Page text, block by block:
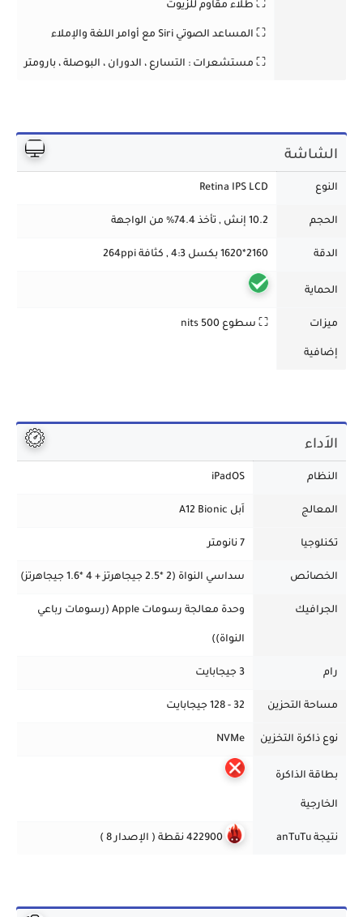
⛶ طلاء مقاوم للزيوت
⛶ المساعد الصوتي Siri مع أوامر اللغة والإملاء
⛶ مستشعرات : التسارع ، الدوران ، البوصلة ، بارومتر
الشاشة
النوع Retina IPS LCD
الحجم 10.2 إنش , تأخذ 74.4% من الواجهة
الدقة 2160*1620 بكسل 4:3 , كثافة 264ppi
الحماية
ميزات
إضافية
⛶ سطوع 500 nits
الاَداء
النظام iPadOS
المعالج اَبل A12 Bionic
تكنلوجيا 7 نانومتر
الخصائص سداسي النواة (2 *2.5 جيجاهرتز + 4 *1.6 جيجاهرتز)
الجرافيك وحدة معالجة رسومات Apple (رسومات رباعي
النواة))
رام 3 جيجابايت
مساحة التحزين 32 - 128 جيجابايت
نوع ذاكرة التخزين NVMe
بطاقة الذاكرة
الخارجية
نتيجة anTuTu